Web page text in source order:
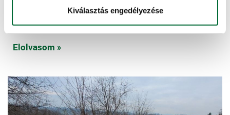
Kiválasztás engedélyezése
Rézsűnyírás 70 fokos lejtőn? Az MDB Green
Climber számára nincs lehetetlen
Elolvasom »